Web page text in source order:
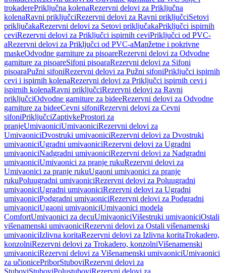
trokaderePriključna kolenaRezervni delovi za Priključna
kolenaRavni priključciRezervni delovi za Ravni priključciSetovi
priključakaRezervni delovi za Setovi priključakaPriključci ispirnih
ceviRezervni delovi za Priključci ispirnih ceviPriključci od PVC-
aRezervni delovi za Priključci od PVC-aManžetne i pokrivne
maskeOdvodne garniture za pisoareRezervni delovi za Odvodne
garniture za pisoareSifoni pisoaraRezervni delovi za Sifoni
pisoaraPužni sifoniRezervni delovi za Pužni sifoniPriključci ispirnih
cevi i ispirnih kolenaRezervni delovi za Priključci ispirnih cevi i
ispirnih kolenaRavni priključciRezervni delovi za Ravni
priključciOdvodne garniture za bideeRezervni delovi za Odvodne
garniture za bideeCevni sifoniRezervni delovi za Cevni
sifoniPriključciZaptivkeProstori za
pranjeUmivaoniciUmivaoniciRezervni delovi za
UmivaoniciDvostruki umivaoniciRezervni delovi za Dvostruki
umivaoniciUgradni umivaoniciRezervni delovi za Ugradni
umivaoniciNadgradni umivaoniciRezervni delovi za Nadgradni
umivaoniciUmivaonici za pranje rukuRezervni delovi za
Umivaonici za pranje rukuUgaoni umivaonici za pranje
rukuPoluugradni umivaoniciRezervni delovi za Poluugradni
umivaoniciUgradni umivaoniciRezervni delovi za Ugradni
umivaoniciPodgradni umivaoniciRezervni delovi za Podgradni
umivaoniciUgaoni umivaoniciUmivaonici modela
ComfortUmivaonici za decuUmivaoniciVišestruki umivaoniciOstali
višenamenski umivaoniciRezervni delovi za Ostali višenamenski
umivaoniciIzlivna koritaRezervni delovi za Izlivna koritaTrokadero,
konzolniRezervni delovi za Trokadero, konzolniVišenamenski
umivaoniciRezervni delovi za Višenamenski umivaoniciUmivaonici
za učionicePriborStuboviRezervni delovi za
StuboviStuboviPolustuboviRezervni delovi za